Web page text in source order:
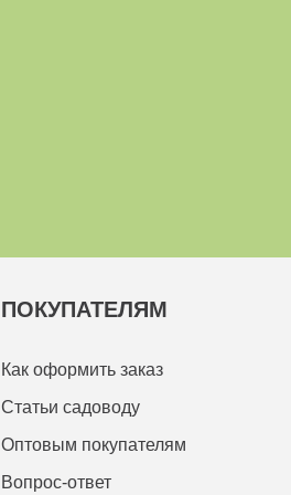
ПОКУПАТЕЛЯМ
Как оформить заказ
Статьи садоводу
Оптовым покупателям
Вопрос-ответ